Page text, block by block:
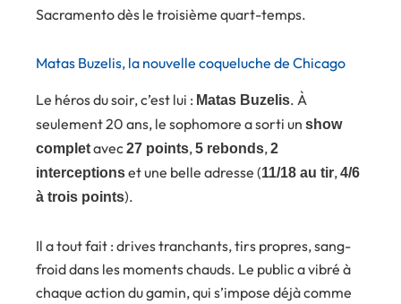
Sacramento dès le troisième quart-temps.
Matas Buzelis, la nouvelle coqueluche de Chicago
Le héros du soir, c’est lui : Matas Buzelis. À
seulement 20 ans, le sophomore a sorti un show
completavec27 points,5 rebonds,2
interceptionset une belle adresse (11/18 au tir,4/6
à trois points).
Il a tout fait : drives tranchants, tirs propres, sang-
froid dans les moments chauds. Le public a vibré à
chaque action du gamin, qui s’impose déjà comme